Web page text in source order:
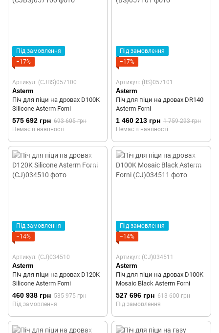
Під замовлення
−17%
Артикул: (CJBS)057100
Asterm
Піч для піци на дровах D100K
Silicone Asterm Forni
575 692 грн 693 605 грн
Немає в наявності
Під замовлення
−17%
Артикул: (BS)057101
Asterm
Піч для піци на дровах DR140
Asterm Forni
1 460 213 грн 1 759 293 грн
Немає в наявності
Під замовлення
−14%
Артикул: (CJ)034510
Asterm
Піч для піци на дровах D120K
Silicone Asterm Forni
460 938 грн 535 975 грн
Під замовлення
Під замовлення
−14%
Артикул: (CJ)034511
Asterm
Піч для піци на дровах D100K
Mosaic Black Asterm Forni
527 696 грн 613 600 грн
Під замовлення